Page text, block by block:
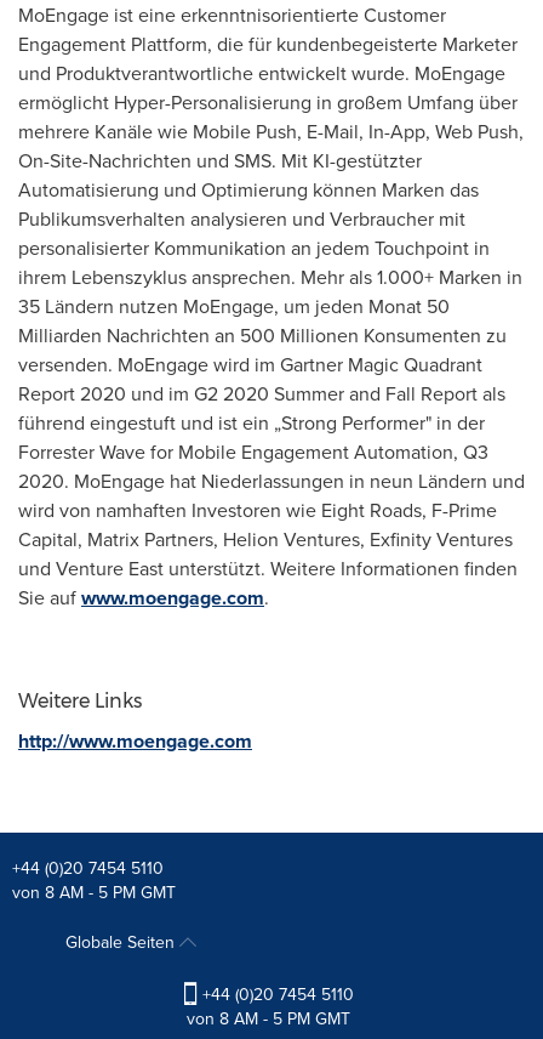
MoEngage ist eine erkenntnisorientierte Customer
Engagement Plattform, die für kundenbegeisterte Marketer
und Produktverantwortliche entwickelt wurde. MoEngage
ermöglicht Hyper-Personalisierung in großem Umfang über
mehrere Kanäle wie Mobile Push, E-Mail, In-App, Web Push,
On-Site-Nachrichten und SMS. Mit KI-gestützter
Automatisierung und Optimierung können Marken das
Publikumsverhalten analysieren und Verbraucher mit
personalisierter Kommunikation an jedem Touchpoint in
ihrem Lebenszyklus ansprechen. Mehr als 1.000+ Marken in
35 Ländern nutzen MoEngage, um jeden Monat 50
Milliarden Nachrichten an 500 Millionen Konsumenten zu
versenden. MoEngage wird im Gartner Magic Quadrant
Report 2020 und im G2 2020 Summer and Fall Report als
führend eingestuft und ist ein „Strong Performer" in der
Forrester Wavefor Mobile Engagement Automation, Q3
2020. MoEngage hat Niederlassungen in neun Ländern und
wird von namhaften Investoren wie Eight Roads, F-Prime
Capital, Matrix Partners, Helion Ventures, Exfinity Ventures
und Venture East unterstützt. Weitere Informationen finden
Sie aufwww.moengage.com.
Weitere Links
http://www.moengage.com
+44 (0)20 7454 5110
von 8 AM - 5 PM GMT
Globale Seiten
+44 (0)20 7454 5110
von 8 AM - 5 PM GMT